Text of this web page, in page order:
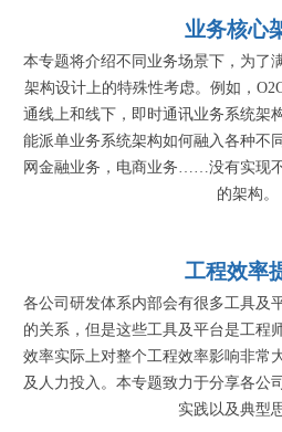
业务核心
本专题将介绍不同业务场景下，为了
架构设计上的特殊性考虑。例如，
通线上和线下，即时通讯业务系统架
能派单业务系统架构如何融入各种
网金融业务，电商业务……没有实现
的架构。
工程效率
各公司研发体系内部会有很多工具及
的关系，但是这些工具及平台是工程
效率实际上对整个工程效率影响非常
及人力投入。本专题致力于分享各公
实践以及典型